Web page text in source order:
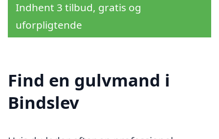
Indhent 3 tilbud, gratis og
uforpligtende
Find en gulvmand i
Bindslev